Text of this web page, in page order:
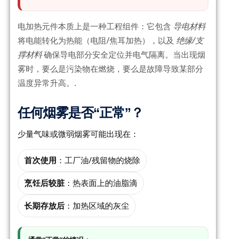
电加热元件本质上是一种工程组件：它包含 导电材料
将电能转化为热能（电阻/焦耳加热），以及 绝缘/支
撑材料确保导电部分安全定位并电气隔离。当出现烟
雾时，要么是污染物在燃烧，要么是故障导致某部分
温度异常升高。.
任何烟雾是否“正常”？
少量气味或微弱烟雾可能出现在：
首次使用 ：工厂油/残留物的烧除
烹饪后较脏 ：热表面上的油脂滴
长期存放后 ：加热区域的灰尘